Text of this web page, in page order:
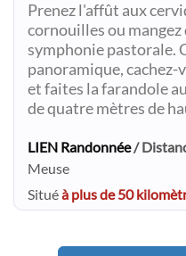
Prenez l'affût aux
cornouilles ou mangez
symphonie pastorale.
panoramique, cachez-
et faites la farandole
de quatre mètres de
LIEN Randonnée/
Meuse
Situéà plus de 50